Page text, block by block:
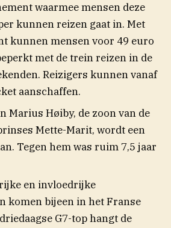
waarmee mensen deze
kunnen reizen gaat in. Met
kunnen mensen voor 49 euro
met de trein reizen in de
Reizigers kunnen vanaf
aanschaffen.
Marius Høiby, de zoon van de
Mette-Marit, wordt een
Tegen hem was ruim 7,5 jaar
en invloedrijke
komen bijeen in het Franse
G7-top hangt de